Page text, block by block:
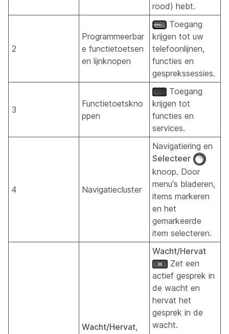
rood) hebt.
2
Programmeerbar
e functietoetsen
en lijnknopen
Toegang
krijgen tot uw
telefoonlijnen,
functies en
gesprekssessies.
3
Functietoetskno
ppen
Toegang
krijgen tot
functies en
services.
4 Navigatiecluster
Navigatiering en
Selecteer
knoop. Door
menu's bladeren,
items markeren
en het
gemarkeerde
item selecteren.
Wacht/Hervat,
Wacht/Hervat
Zet een
actief gesprek in
de wacht en
hervat het
gesprek in de
wacht.